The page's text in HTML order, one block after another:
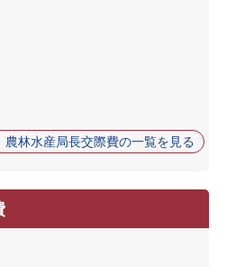
農林水産局長交際費の一覧を見る